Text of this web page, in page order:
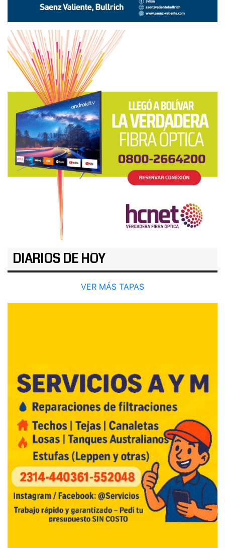
DIARIOS DE HOY
VER MÁS TAPAS